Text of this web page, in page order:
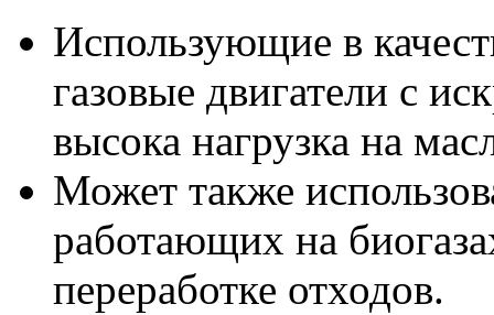
Использующие в
газовые двигатели с
высока нагрузка на
Может также
работающих на
переработке отходов.